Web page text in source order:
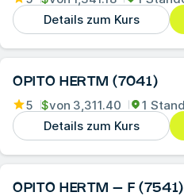
Details zum Kurs
OPITO HERTM (7041)
5 $von 3,311.40
1
Details zum Kurs
OPITO HERTM – F (7541)